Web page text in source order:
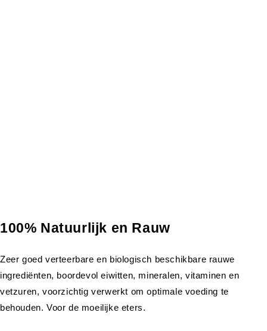
100% Natuurlijk en Rauw
Zeer goed verteerbare en biologisch beschikbare rauwe
ingrediënten, boordevol eiwitten, mineralen, vitaminen en
vetzuren, voorzichtig verwerkt om optimale voeding te
behouden. Voor de moeilijke eters.